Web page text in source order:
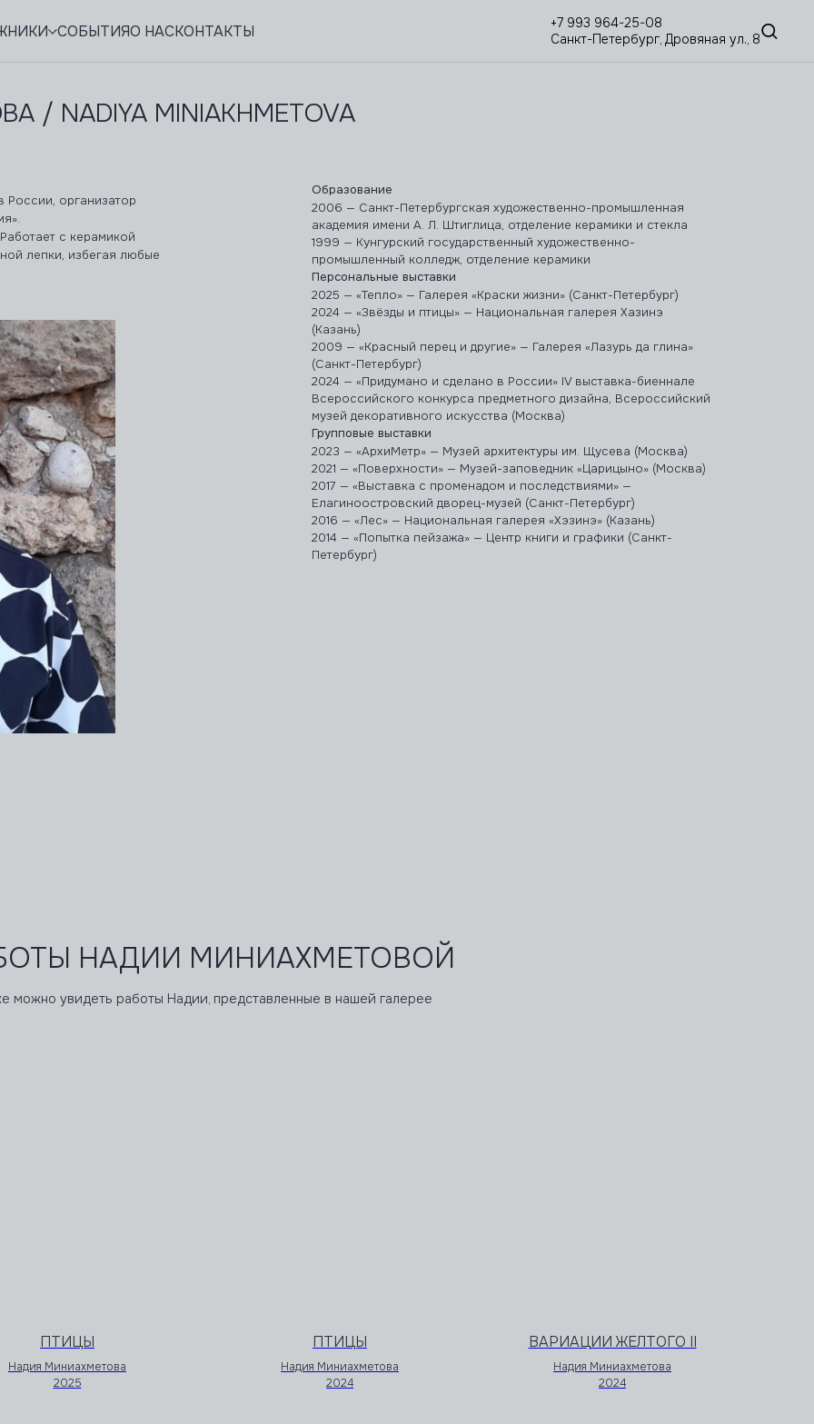
СОБЫТИЯО НАСКОНТАКТЫ
+7 993 964-25-08
Санкт-Петербург, Дровяная ул., 8
NADIYA MINIAKHMETOVA
Образование
2006 — Санкт-Петербургская художественно-промышленная
академия имени А. Л. Штиглица, отделение керамики и стекла
1999 — Кунгурский государственный художественно-
промышленный колледж, отделение керамики
Персональные выставки
2025 — «Тепло» — Галерея «Краски жизни» (Санкт-Петербург)
2024 — «Звёзды и птицы» — Национальная галерея Хазинэ
(Казань)
2009 — «Красный перец и другие» — Галерея «Лазурь да глина»
(Санкт-Петербург)
2024 — «Придумано и сделано в России» IV выставка-биеннале
Всероссийского конкурса предметного дизайна, Всероссийский
музей декоративного искусства (Москва)
Групповые выставки
2023 — «АрхиМетр» — Музей архитектуры им. Щусева (Москва)
2021 — «Поверхности» — Музей-заповедник «Царицыно» (Москва)
2017 — «Выставка с променадом и последствиями» —
Елагиноостровский дворец-музей (Санкт-Петербург)
2016 — «Лес» — Национальная галерея «Хэзинэ» (Казань)
2014 — «Попытка пейзажа» — Центр книги и графики (Санкт-
Петербург)
России, организатор
с керамикой
лепки, избегая любые
ПТИЦЫ
Надия Миниахметова
2025
ПТИЦЫ
Надия Миниахметова
2024
ВАРИАЦИИ ЖЕЛТОГО II
Надия Миниахметова
2024